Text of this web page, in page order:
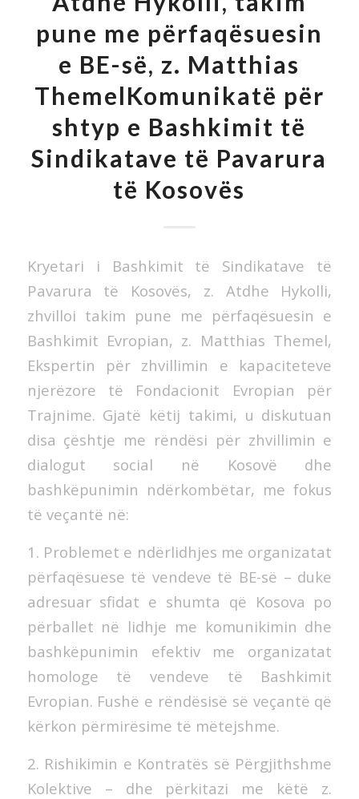
pune me përfaqësuesin
e BE-së, z. Matthias
ThemelKomunikatë për
shtyp e Bashkimit të
Sindikatave të Pavarura
të Kosovës
Kryetari i Bashkimit të Sindikatave të
Pavarura të Kosovës, z. Atdhe Hykolli,
zhvilloi takim pune me përfaqësuesin e
Bashkimit Evropian, z. Matthias Themel,
Ekspertin për zhvillimin e kapaciteteve
njerëzore të Fondacionit Evropian për
Trajnime. Gjatë këtij takimi, u diskutuan
disa çështje me rëndësi për zhvillimin e
dialogut social në Kosovë dhe
bashkëpunimin ndërkombëtar, me fokus
të veçantë në:
1. Problemet e ndërlidhjes me organizatat
përfaqësuese të vendeve të BE-së – duke
adresuar sfidat e shumta që Kosova po
përballet në lidhje me komunikimin dhe
bashkëpunimin efektiv me organizatat
homologe të vendeve të Bashkimit
Evropian. Fushë e rëndësisë së veçantë që
kërkon përmirësime të mëtejshme.
2. Rishikimin e Kontratës së Përgjithshme
Kolektive – dhe përkitazi me këtë z.